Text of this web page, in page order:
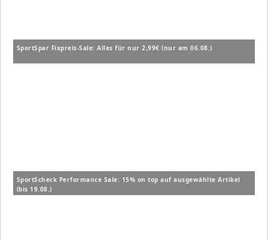
SportSpar Fixpreis-Sale: Alles für nur 2,99€ (nur am 06.08.)
SportScheck Performance Sale: 15% on top auf ausgewählte Artikel
(bis 19.08.)